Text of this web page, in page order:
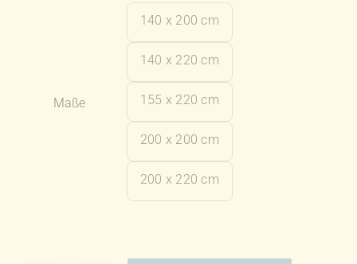
Maße
140 x 200 cm
140 x 220 cm
155 x 220 cm
200 x 200 cm
200 x 220 cm